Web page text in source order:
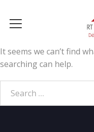
It seems we can’t find
searching can help.